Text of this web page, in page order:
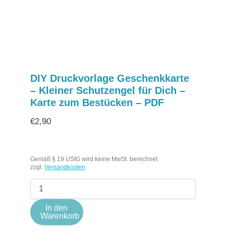
DIY Druckvorlage Geschenkkarte
– Kleiner Schutzengel für Dich –
Karte zum Bestücken – PDF
€2,90
Gemäß § 19 UStG wird keine MwSt. berechnet.
zzgl. Versandkosten
In den
Warenkorb